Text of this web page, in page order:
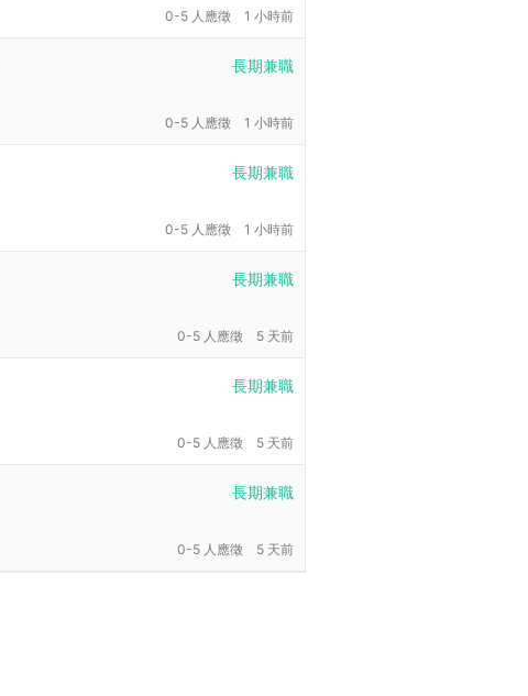
0-5 人應徵 1 小時前
長期兼職
0-5 人應徵 1 小時前
長期兼職
0-5 人應徵 1 小時前
長期兼職
0-5 人應徵 5 天前
長期兼職
0-5 人應徵 5 天前
長期兼職
0-5 人應徵 5 天前